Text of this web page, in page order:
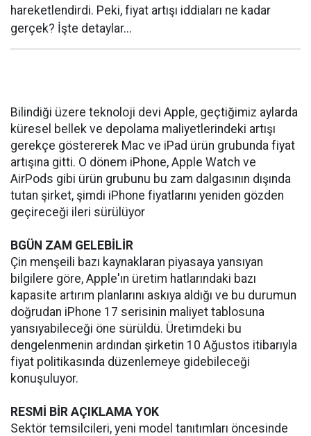
hareketlendirdi. Peki, fiyat artışı iddiaları ne kadar
gerçek? İşte detaylar...
Bilindiği üzere teknoloji devi Apple, geçtiğimiz aylarda
küresel bellek ve depolama maliyetlerindeki artışı
gerekçe göstererek Mac ve iPad ürün grubunda fiyat
artışına gitti. O dönem iPhone, Apple Watch ve
AirPods gibi ürün grubunu bu zam dalgasının dışında
tutan şirket, şimdi iPhone fiyatlarını yeniden gözden
geçireceği ileri sürülüyor
BGÜN ZAM GELEBİLİR
Çin menşeili bazı kaynaklaran piyasaya yansıyan
bilgilere göre, Apple'ın üretim hatlarındaki bazı
kapasite artırım planlarını askıya aldığı ve bu durumun
doğrudan iPhone 17 serisinin maliyet tablosuna
yansıyabileceği öne sürüldü. Üretimdeki bu
dengelenmenin ardından şirketin 10 Ağustos itibarıyla
fiyat politikasında düzenlemeye gidebileceği
konuşuluyor.
RESMİ BİR AÇIKLAMA YOK
Sektör temsilcileri, yeni model tanıtımları öncesinde